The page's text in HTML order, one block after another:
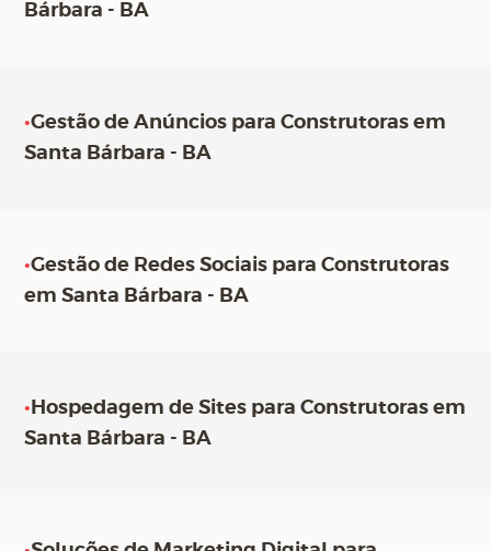
Bárbara - BA
•Gestão de Anúncios para Construtoras em
Santa Bárbara - BA
•Gestão de Redes Sociais para Construtoras
em Santa Bárbara - BA
• Hospedagem de Sites para Construtoras em
Santa Bárbara - BA